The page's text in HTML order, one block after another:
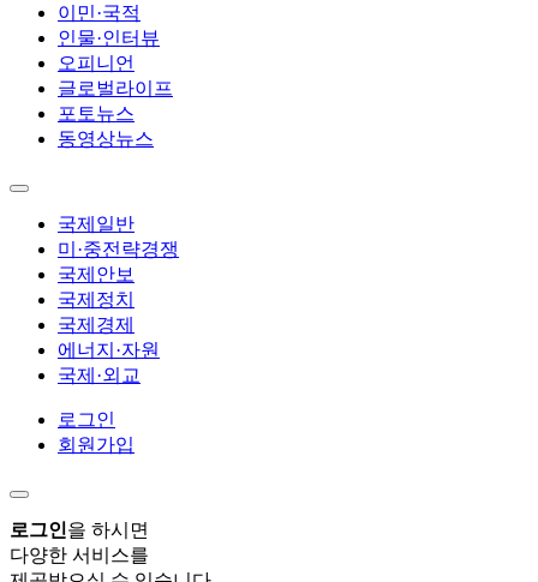
이민·국적
인물·인터뷰
오피니언
글로벌라이프
포토뉴스
동영상뉴스
국제일반
미·중전략경쟁
국제안보
국제정치
국제경제
에너지·자원
국제·외교
로그인
회원가입
로그인을 하시면
다양한 서비스를